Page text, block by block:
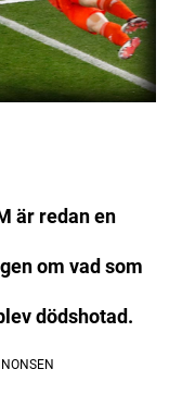
är redan en
om vad som
dödshotad.